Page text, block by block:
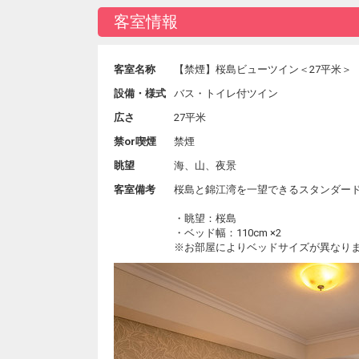
客室情報
客室名称
【禁煙】桜島ビューツイン＜27平米＞
設備・様式
バス・トイレ付ツイン
広さ
27平米
禁or喫煙
禁煙
眺望
海、山、夜景
客室備考
桜島と錦江湾を一望できるスタンダー
・眺望：桜島
・ベッド幅：110cm ×2
※お部屋によりベッドサイズが異なり